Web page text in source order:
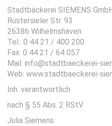
Stadtbäckerei SIEMENS
Rüstersieler Str. 93
26386 Wilhelmshaven
Tel.: 0 44 21 / 400 200
Fax: 0 44 21 / 64 057
Mail: info@stadtbaeckerei-
Web: www.stadtbaeckerei-
Inh. verantwortlich
nach § 55 Abs. 2 RStV
Julia Siemens